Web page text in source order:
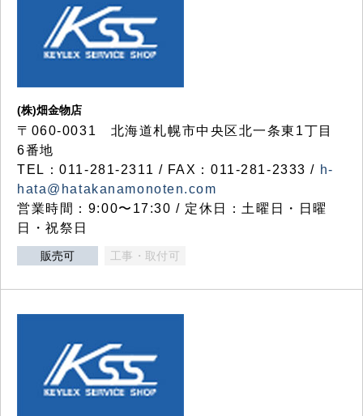
(株)畑金物店
〒060-0031 北海道札幌市中央区北一条東1丁目
6番地
TEL：011-281-2311 / FAX：011-281-2333 / h-
hata@hatakanamonoten.com
営業時間：9:00〜17:30 / 定休日：土曜日・日曜
日・祝祭日
販売可 工事・取付可